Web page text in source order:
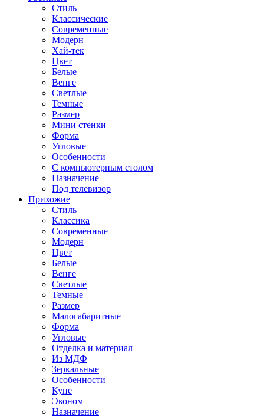
Стиль
Классические
Современные
Модерн
Хай-тек
Цвет
Белые
Венге
Светлые
Темные
Размер
Мини стенки
Форма
Угловые
Особенности
С компьютерным столом
Назначение
Под телевизор
Прихожие
Стиль
Классика
Современные
Модерн
Цвет
Белые
Венге
Светлые
Темные
Размер
Малогабаритные
Форма
Угловые
Отделка и материал
Из МДФ
Зеркальные
Особенности
Купе
Эконом
Назначение